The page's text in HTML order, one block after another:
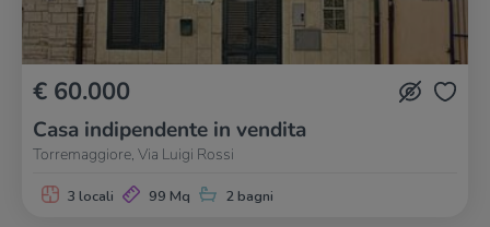
€ 60.000
Casa indipendente in vendita
Torremaggiore, Via Luigi Rossi
3 locali 99 Mq 2 bagni